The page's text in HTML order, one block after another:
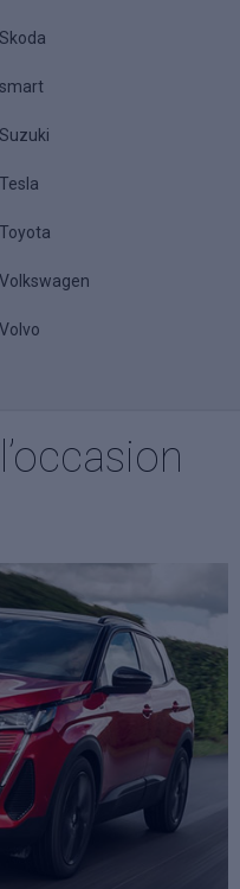
Skoda
smart
Suzuki
Tesla
Toyota
Volkswagen
Volvo